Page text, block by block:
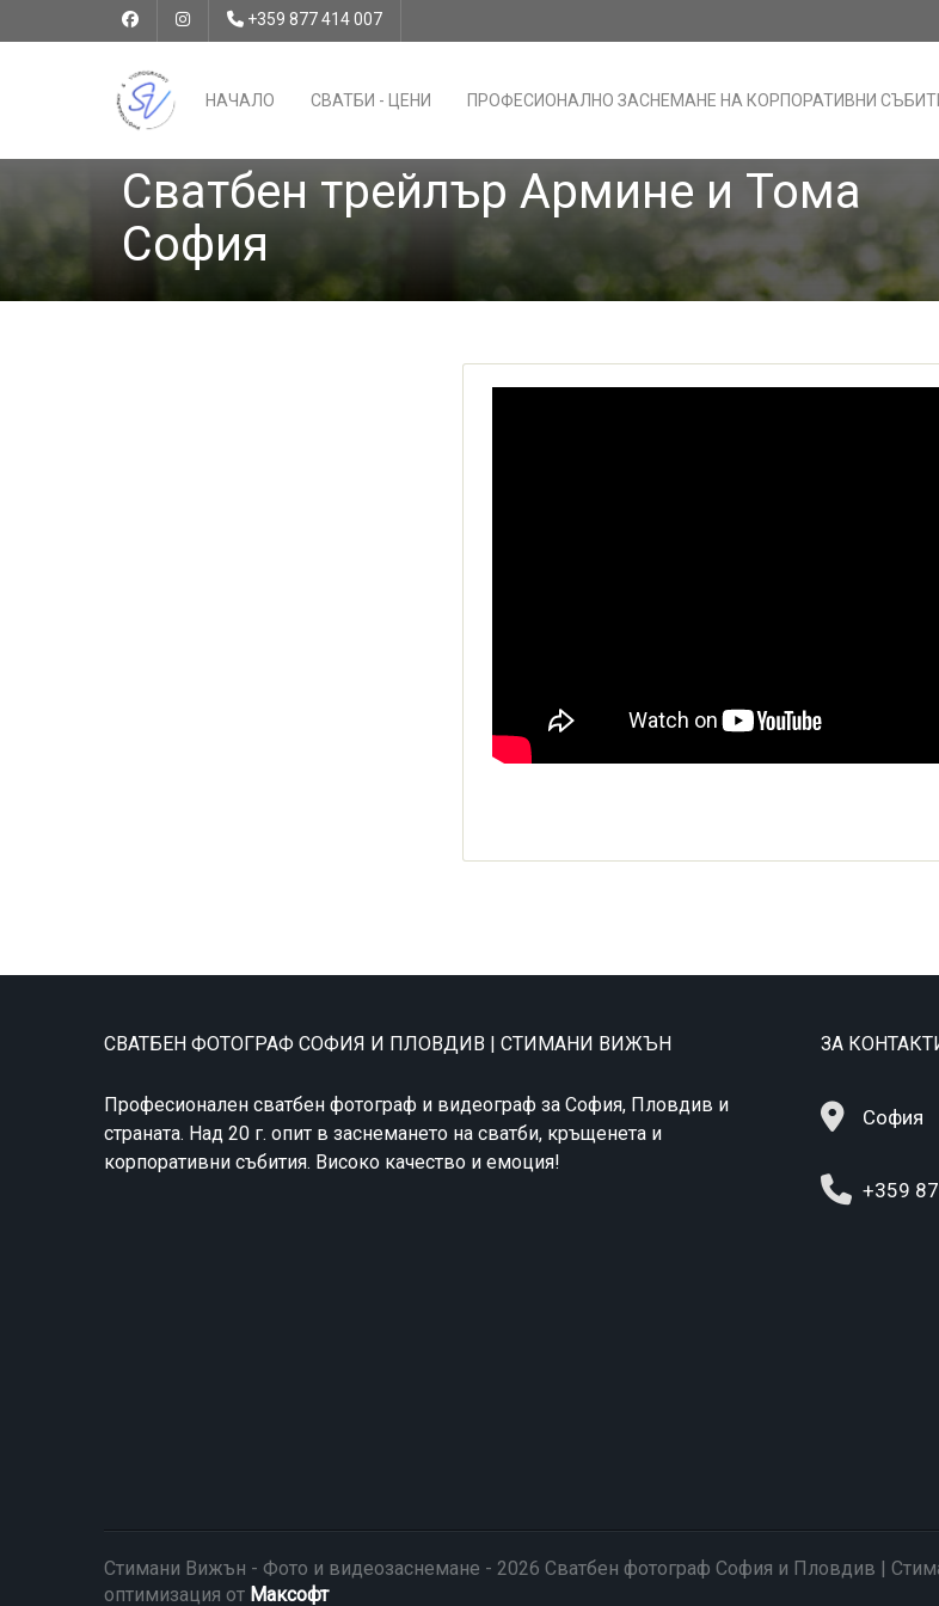
+359 877 414 007
НАЧАЛО СВАТБИ - ЦЕНИ ПРОФЕСИОНАЛНО ЗАСНЕМАНЕ НА КОРПОРАТИВНИ
Сватбен трейлър Армине и Тома
София
СВАТБЕН ФОТОГРАФ СОФИЯ И ПЛОВДИВ | СТИМАНИ ВИЖЪН
Професионален сватбен фотограф и видеограф за София, Пловдив и
страната. Над 20 г. опит в заснемането на сватби, кръщенета и
корпоративни събития. Високо качество и емоция!
ЗА
София
+359
Стимани Вижън - Фото и видеозаснемане - 2026 Сватбен фотограф София и Пловдив |
оптимизация от Максофт